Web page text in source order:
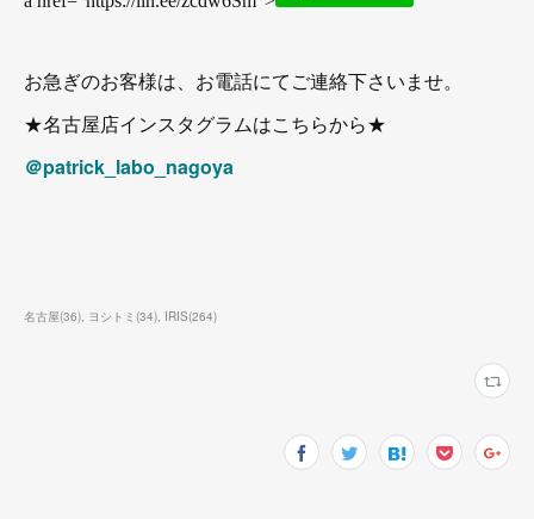
お急ぎのお客様は、お電話にてご連絡下さいませ。
★名古屋店インスタグラムはこちらから★
＠patrick_labo_nagoya
名古屋(36) ヨシトミ (34) IRIS(264)